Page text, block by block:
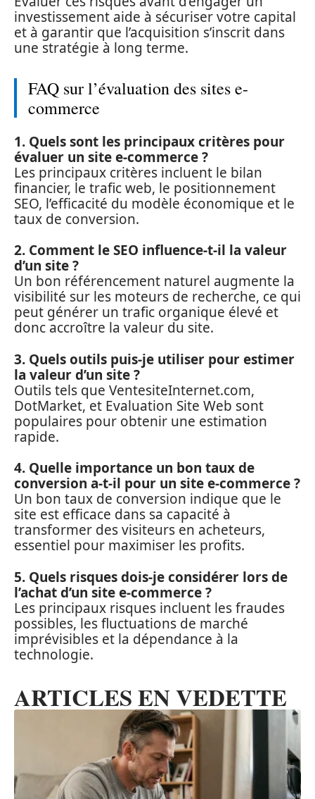
investissement aide à sécuriser votre capital
et à garantir que l’acquisition s’inscrit dans
une stratégie à long terme.
FAQ sur l’évaluation des sites e-
commerce
1. Quels sont les principaux critères pour
évaluer un site e-commerce ?
Les principaux critères incluent le bilan
financier, le trafic web, le positionnement
SEO, l’efficacité du modèle économique et le
taux de conversion.
2. Comment le SEO influence-t-il la valeur
d’un site ?
Un bon référencement naturel augmente la
visibilité sur les moteurs de recherche, ce qui
peut générer un trafic organique élevé et
donc accroître la valeur du site.
3. Quels outils puis-je utiliser pour estimer
la valeur d’un site ?
Outils tels que VentesiteInternet.com,
DotMarket, et Evaluation Site Web sont
populaires pour obtenir une estimation
rapide.
4. Quelle importance un bon taux de
conversion a-t-il pour un site e-commerce ?
Un bon taux de conversion indique que le
site est efficace dans sa capacité à
transformer des visiteurs en acheteurs,
essentiel pour maximiser les profits.
5. Quels risques dois-je considérer lors de
l’achat d’un site e-commerce ?
Les principaux risques incluent les fraudes
possibles, les fluctuations de marché
imprévisibles et la dépendance à la
technologie.
ARTICLES EN VEDETTE